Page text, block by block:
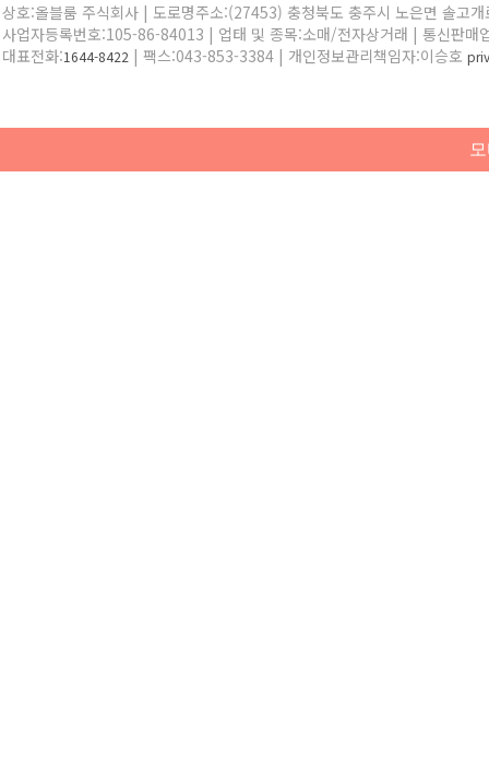
상호:올블룸 주식회사 | 도로명주소:(27453) 충청북도 충주시 노은면 솔고
사업자등록번호:105-86-84013 | 업태 및 종목:소매/전자상거래 | 통신판매
대표전화:1644-8422 | 팩스:043-853-3384 | 개인정보관리책임자:이승호